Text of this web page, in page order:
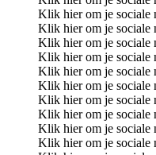
Klik hier om je sociale
Klik hier om je sociale
Klik hier om je sociale
Klik hier om je sociale
Klik hier om je sociale
Klik hier om je sociale
Klik hier om je sociale
Klik hier om je sociale
Klik hier om je sociale
Klik hier om je sociale